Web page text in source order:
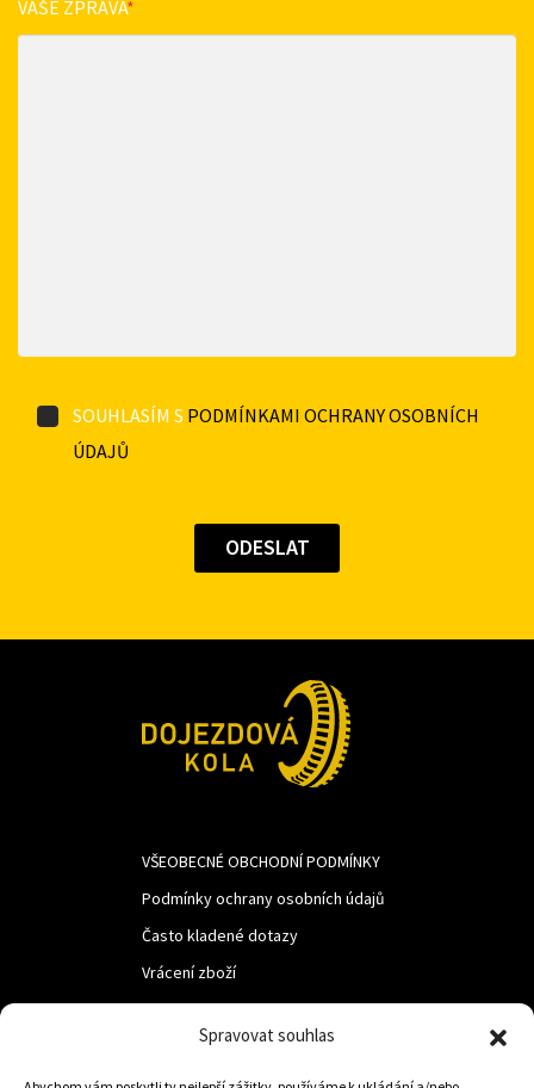
Spravovat souhlas
VAŠE ZPRÁVA*
SOUHLASÍM S PODMÍNKAMI OCHRANY OSOBNÍCH
ÚDAJŮ
VŠEOBECNÉ OBCHODNÍ PODMÍNKY
Podmínky ochrany osobních údajů
Často kladené dotazy
Vrácení zboží
LUF s.r.o.